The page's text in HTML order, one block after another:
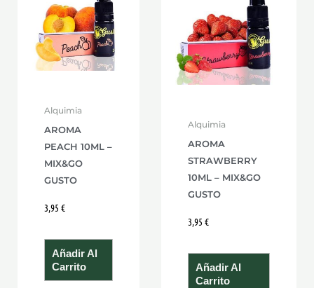
Alquimia
AROMA
PEACH 10ML –
MIX&GO
GUSTO
3,95 €
Añadir Al
Carrito
Alquimia
AROMA
STRAWBERRY
10ML – MIX&GO
GUSTO
3,95 €
Añadir Al
Carrito